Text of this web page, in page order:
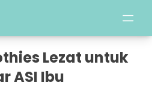
Lezat untuk
ASI Ibu